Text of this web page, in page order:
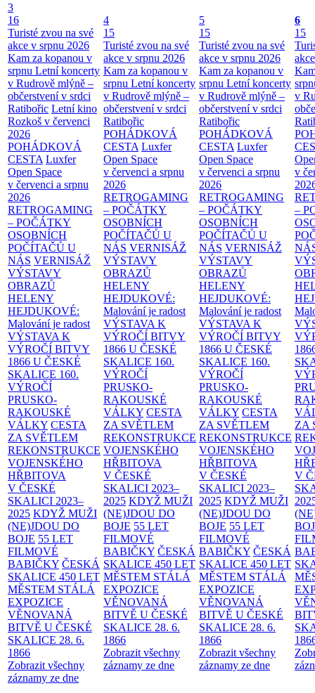
3
16
Turisté zvou na své
akce v srpnu 2026
Kam za kopanou v
srpnu Letní koncerty
v Rudrově mlýně –
občerstvení v srdci
Ratibořic Letní kino
Rozkoš v červenci
2026
POHÁDKOVÁ
CESTA Luxfer
Open Space
v červenci a srpnu
2026
RETROGAMING
– POČÁTKY
OSOBNÍCH
POČÍTAČŮ U
NÁS VERNISÁŽ
VÝSTAVY
OBRAZŮ
HELENY
HEJDUKOVÉ:
Malování je radost
VÝSTAVA K
VÝROČÍ BITVY
1866 U ČESKÉ
SKALICE 160.
VÝROČÍ
PRUSKO-
RAKOUSKÉ
VÁLKY CESTA
ZA SVĚTLEM
REKONSTRUKCE
VOJENSKÉHO
HŘBITOVA
V ČESKÉ
SKALICI 2023–
2025 KDYŽ MUŽI
(NE)JDOU DO
BOJE 55 LET
FILMOVÉ
BABIČKY ČESKÁ
SKALICE 450 LET
MĚSTEM STÁLÁ
EXPOZICE
VĚNOVANÁ
BITVĚ U ČESKÉ
SKALICE 28. 6.
1866
Zobrazit všechny
záznamy ze dne
4
15
Turisté zvou na své
akce v srpnu 2026
Kam za kopanou v
srpnu Letní koncerty
v Rudrově mlýně –
občerstvení v srdci
Ratibořic
POHÁDKOVÁ
CESTA Luxfer
Open Space
v červenci a srpnu
2026
RETROGAMING
– POČÁTKY
OSOBNÍCH
POČÍTAČŮ U
NÁS VERNISÁŽ
VÝSTAVY
OBRAZŮ
HELENY
HEJDUKOVÉ:
Malování je radost
VÝSTAVA K
VÝROČÍ BITVY
1866 U ČESKÉ
SKALICE 160.
VÝROČÍ
PRUSKO-
RAKOUSKÉ
VÁLKY CESTA
ZA SVĚTLEM
REKONSTRUKCE
VOJENSKÉHO
HŘBITOVA
V ČESKÉ
SKALICI 2023–
2025 KDYŽ MUŽI
(NE)JDOU DO
BOJE 55 LET
FILMOVÉ
BABIČKY ČESKÁ
SKALICE 450 LET
MĚSTEM STÁLÁ
EXPOZICE
VĚNOVANÁ
BITVĚ U ČESKÉ
SKALICE 28. 6.
1866
Zobrazit všechny
záznamy ze dne
5
15
Turisté zvou na své
akce v srpnu 2026
Kam za kopanou v
srpnu Letní koncerty
v Rudrově mlýně –
občerstvení v srdci
Ratibořic
POHÁDKOVÁ
CESTA Luxfer
Open Space
v červenci a srpnu
2026
RETROGAMING
– POČÁTKY
OSOBNÍCH
POČÍTAČŮ U
NÁS VERNISÁŽ
VÝSTAVY
OBRAZŮ
HELENY
HEJDUKOVÉ:
Malování je radost
VÝSTAVA K
VÝROČÍ BITVY
1866 U ČESKÉ
SKALICE 160.
VÝROČÍ
PRUSKO-
RAKOUSKÉ
VÁLKY CESTA
ZA SVĚTLEM
REKONSTRUKCE
VOJENSKÉHO
HŘBITOVA
V ČESKÉ
SKALICI 2023–
2025 KDYŽ MUŽI
(NE)JDOU DO
BOJE 55 LET
FILMOVÉ
BABIČKY ČESKÁ
SKALICE 450 LET
MĚSTEM STÁLÁ
EXPOZICE
VĚNOVANÁ
BITVĚ U ČESKÉ
SKALICE 28. 6.
1866
Zobrazit všechny
záznamy ze dne
6
15
v
v
–
ZA
V